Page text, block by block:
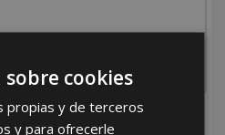
laPolítica de Privacidad
cookies
propias y de terceros
y para ofrecerle